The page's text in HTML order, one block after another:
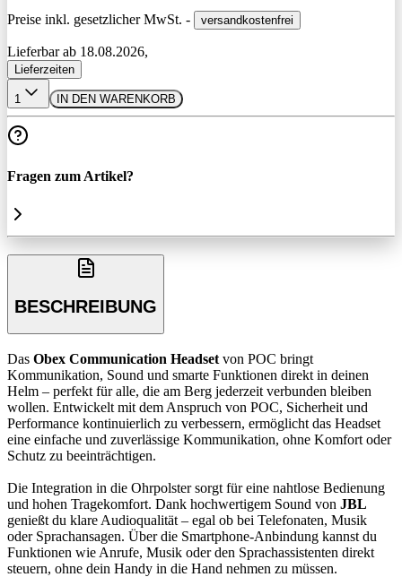
Preise inkl. gesetzlicher MwSt. - versandkostenfrei
Lieferbar ab 18.08.2026,
Lieferzeiten
1 IN DEN WARENKORB
Fragen zum Artikel?
BESCHREIBUNG
Das Obex Communication Headset von POC bringt
Kommunikation, Sound und smarte Funktionen direkt in deinen
Helm – perfekt für alle, die am Berg jederzeit verbunden bleiben
wollen. Entwickelt mit dem Anspruch von POC, Sicherheit und
Performance kontinuierlich zu verbessern, ermöglicht das Headset
eine einfache und zuverlässige Kommunikation, ohne Komfort oder
Schutz zu beeinträchtigen.
Die Integration in die Ohrpolster sorgt für eine nahtlose Bedienung
und hohen Tragekomfort. Dank hochwertigem Sound von JBL
genießt du klare Audioqualität – egal ob bei Telefonaten, Musik
oder Sprachansagen. Über die Smartphone-Anbindung kannst du
Funktionen wie Anrufe, Musik oder den Sprachassistenten direkt
steuern, ohne dein Handy in die Hand nehmen zu müssen.